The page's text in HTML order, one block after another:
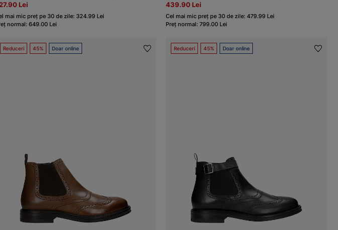
Lei
mai mic preț pe 30 de zile: 324.99 Lei
normal: 649.00 Lei
439.90 Lei
Cel mai mic preț pe 30 de zile: 479.99 Lei
Preț normal: 799.00 Lei
Reduceri 45% Doar online Reduceri 45% Doar online